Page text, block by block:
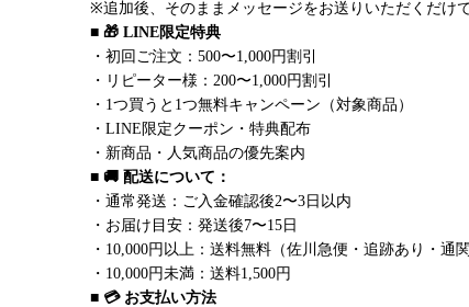
※追加後、そのままメッセージをお送りいただくだけ
■ 🎁 LINE限定特典
・初回ご注文：500〜1,000円割引
・リピーター様：200〜1,000円割引
・1つ買うと1つ無料キャンペーン（対象商品）
・LINE限定クーポン・特典配布
・新商品・人気商品の優先案内
■ 🚚 配送について：
・通常発送：ご入金確認後2〜3日以内
・お届け目安：発送後7〜15日
・10,000円以上：送料無料（佐川急便・追跡あり・通関
・10,000円未満：送料1,500円
■ 💳 お支払い方法